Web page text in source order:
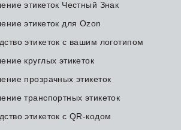
этикеток Честный Знак
этикеток для Ozon
этикеток с вашим логотипом
круглых этикеток
прозрачных этикеток
транспортных этикеток
этикеток с QR-кодом